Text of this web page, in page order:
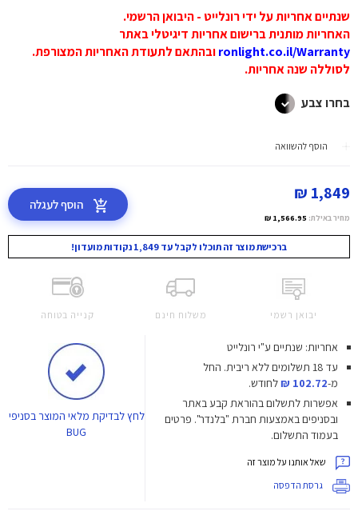
שנתיים אחריות על ידי רונלייט - היבואן הרשמי.
האחריות מותנית ברישום אחריות דיגיטלי באתר
ronlight.co.il/Warrantyובהתאם לתעודת האחריות המצורפת.
לסוללה שנה אחריות.
בחרו צבע
הוסף להשוואה
1,849 ₪
מחיר באילת: 1,566.95 ₪
הוסף לעגלה
ברכישת מוצר זה תוכלו לקבל עד 1,849 נקודות מועדון!
יבואן רשמי משלוח חינם קנייה בטוחה
אחריות: שנתיים ע"י רונלייט
עד 18 תשלומים ללא ריבית.
החל
מ-102.72 ₪
לחודש.
אפשרות לתשלום בהוראת קבע באתר
ובסניפים באמצעות חברת "בלנדר". פרטים
בעמוד התשלום.
שאל אותנו על מוצר זה
גרסת הדפסה
לחץלבדיקת מלאי המוצר בסניפי
BUG